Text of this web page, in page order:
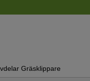
Gräsklippare